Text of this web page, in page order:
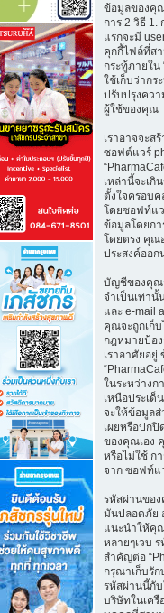
ข้อมูลของคุ
การ 2 วิธี 1.
แรกจะมี
คุกกี้ไฟล์ที่ส
กระทู้ภายใน
ใช้เก็บว่ากร
ปรับปรุงควา
ผู้ใช้ของคุณ
เราอาจจะส
ซอฟต์แวร์
เหล่านี้จะเกิ
ตั้งใจครอบ
โดยซอฟท์แว
ข้อมูลโดยก
โดยตรง คุณ
ประสงค์ออก
บัญชีของคุณ
จำเป็นเท่านั้
และ e-mail
คุณจะถูกเก็
กฎหมายป้อ
เราอาศัยอ
ในระหว่างก
เหนือประเด็
จะให้ข้อมูล
เผยหรือปก
ของคุณเอง
หรือไม่ใช้ ก
จาก ซอฟท์แ
รหัสผ่านขอ
มันปลอดภัย
แนะนำให้คุ
หลายๆเวบ
สำคัญต่อ
กรุณาเก็บรัก
รหัสผ่านนี้กั
บริษัทในเครื